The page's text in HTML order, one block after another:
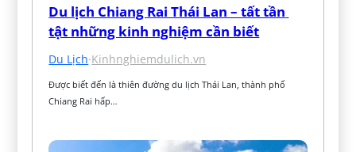
Du lịch Chiang Rai Thái Lan – tất tần
tật những kinh nghiệm cần biết
Du Lịch·Kinhnghiemdulich.vn
Được biết đến là thiên đường du lịch Thái Lan, thành phố
Chiang Rai hấp…